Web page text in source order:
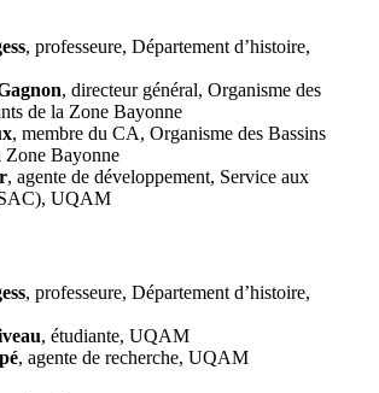
, professeure, Département d’histoire,
, directeur général, Organisme des
de la Zone Bayonne
, membre du CA, Organisme des Bassins
Zone Bayonne
, agente de développement, Service aux
UQAM
, professeure, Département d’histoire,
, étudiante, UQAM
, agente de recherche, UQAM